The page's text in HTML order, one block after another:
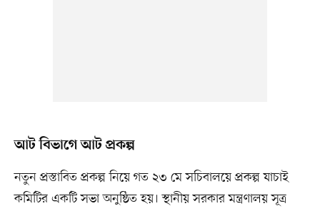
আট বিভাগে আট প্রকল্প
নতুন প্রস্তাবিত প্রকল্প নিয়ে গত ২৩ মে সচিবালয়ে প্রকল্প যাচাই
কমিটির একটি সভা অনুষ্ঠিত হয়। স্থানীয় সরকার মন্ত্রণালয় সূত্র